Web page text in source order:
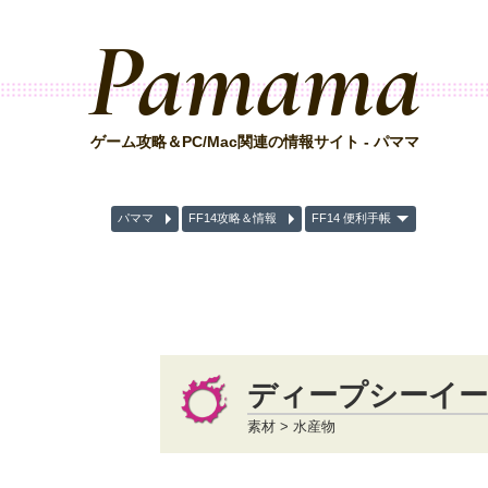
Pamama
ゲーム攻略＆PC/Mac関連の情報サイト - パママ
パママ FF14攻略＆情報 FF14 便利手帳
ディープシーイ
素材 > 水産物